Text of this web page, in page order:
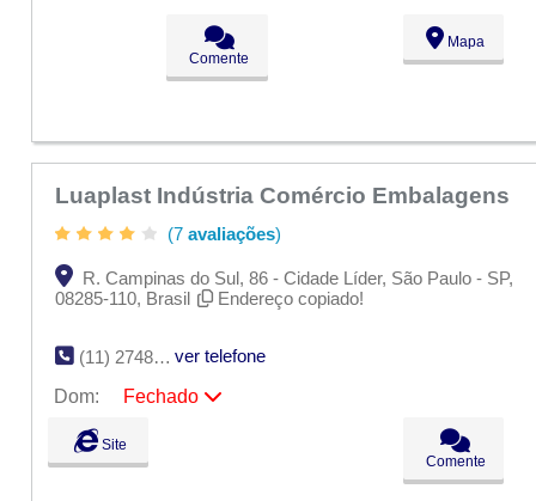
09:00 - 18:00
09:00 - 18:00
09:00 - 18:00
Comente
Mapa
Luaplast Indústria Comércio Embalagens
(7 avaliações)
R. Campinas do Sul, 86 - Cidade Líder, São Paulo - SP,
08285-110, Brasil
Endereço copiado!
(11) 2748-8189
ver telefone
Dom:
Fechado
Seg:
Ter:
Qua:
09:00 - 18:00
Site
Comente